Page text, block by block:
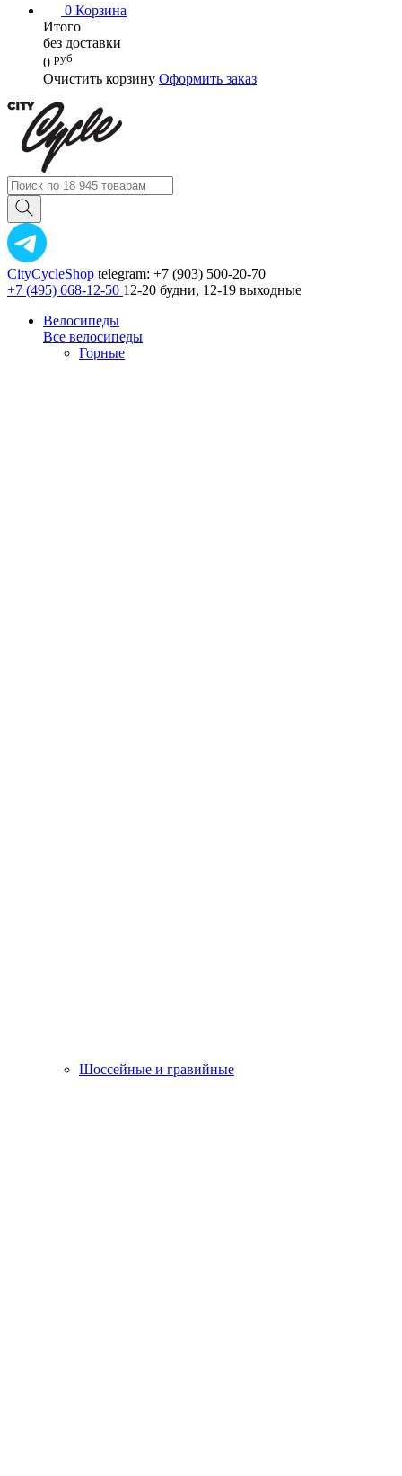
0 Корзина
Итого
без доставки
0 руб
Очистить корзину Оформить заказ
CityCycleShop telegram: +7 (903) 500-20-70
+7 (495) 668-12-50 12-20 будни, 12-19 выходные
Велосипеды
Все велосипеды
Горные
Шоссейные и гравийные